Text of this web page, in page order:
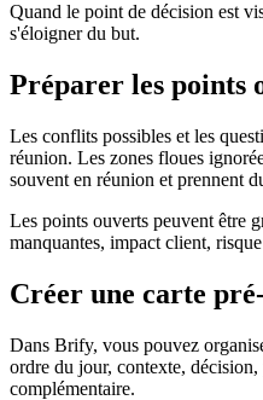
Quand le point de décision est
s'éloigner du but.
Préparer les points
Les conflits possibles et les
réunion. Les zones floues
souvent en réunion et prennent
Les points ouverts peuvent être
manquantes, impact client,
Créer une carte
Dans Brify, vous pouvez
ordre du jour, contexte,
complémentaire.